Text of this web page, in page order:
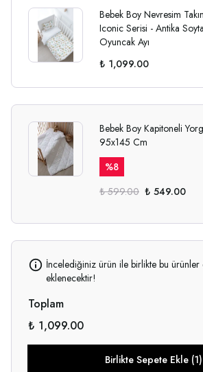
Bebek Boy Nevresim
Iconic Serisi - Antika
Oyuncak Ayı
₺ 1,099.00
Bebek Boy Kapitoneli
95x145 Cm
%8
₺ 599.00 ₺ 549.00
İncelediğiniz ürün ile birlikte bu ürünler
eklenecektir!
Toplam
₺ 1,099.00
Birlikte Sepete Ekle (1)